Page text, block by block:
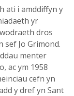
ati i amddiffyn y
yr
dros
sef Jo Grimond.
menter
ac ym 1958
cefn yn
y dref yn Sant